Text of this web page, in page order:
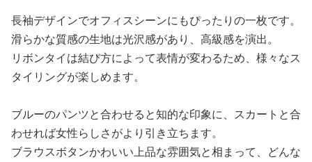
長袖デザインでオフィスシーンにもぴったりの一枚です。
滑らかな質感の生地は光沢感があり、高級感を演出。
リボンタイは結び方によって表情が変わるため、様々なス
タイリングが楽しめます。
ブルーのパンツと合わせると知的な印象に、スカートと合
わせれば女性らしさがより引き立ちます。
ブラウスボタンかわいい上品な雰囲気と相まって、どんな